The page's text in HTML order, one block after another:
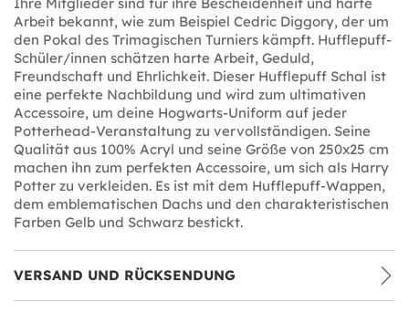
Arbeit bekannt, wie zum Beispiel Cedric Diggory, der um
den Pokal des Trimagischen Turniers kämpft. Hufflepuff-
Schüler/innen schätzen harte Arbeit, Geduld,
Freundschaft und Ehrlichkeit. Dieser Hufflepuff Schal ist
eine perfekte Nachbildung und wird zum ultimativen
Accessoire, um deine Hogwarts-Uniform auf jeder
Potterhead-Veranstaltung zu vervollständigen. Seine
Qualität aus 100% Acryl und seine Größe von 250x25 cm
machen ihn zum perfekten Accessoire, um sich als Harry
Potter zu verkleiden. Es ist mit dem Hufflepuff-Wappen,
dem emblematischen Dachs und den charakteristischen
Farben Gelb und Schwarz bestickt.
VERSAND UND RÜCKSENDUNG